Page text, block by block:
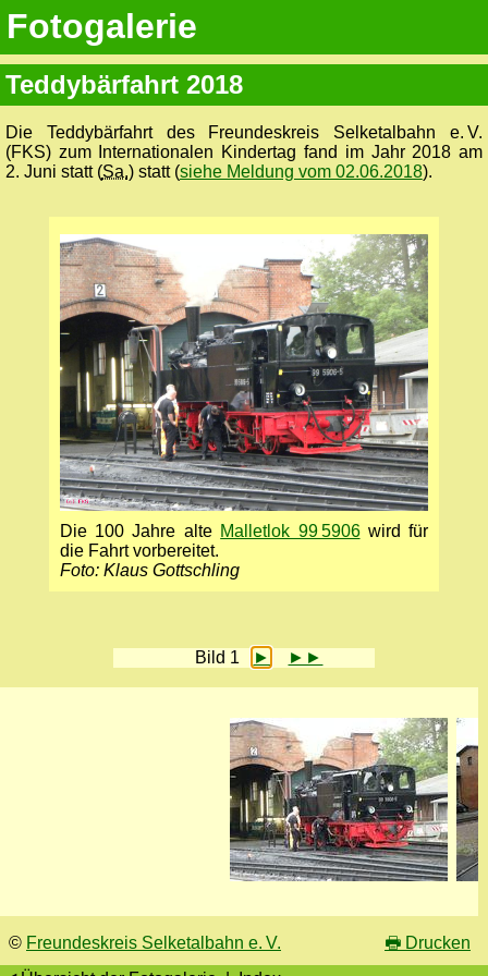
Fotogalerie
Teddybärfahrt 2018
Die Teddybärfahrt des Freundes­kreis Selketal­bahn e. V.
(FKS) zum Internationalen Kindertag fand im Jahr 2018 am
2. Juni statt (Sa.) statt (siehe Meldung vom 02.06.2018).
Die 100 Jahre alte Malletlok 99 5906wird für
die Fahrt vorbe­reitet.
Foto: Klaus Gottschling
Bild 1 ► ►►
© Freundeskreis Selketalbahn e. V. 🖶 Drucken